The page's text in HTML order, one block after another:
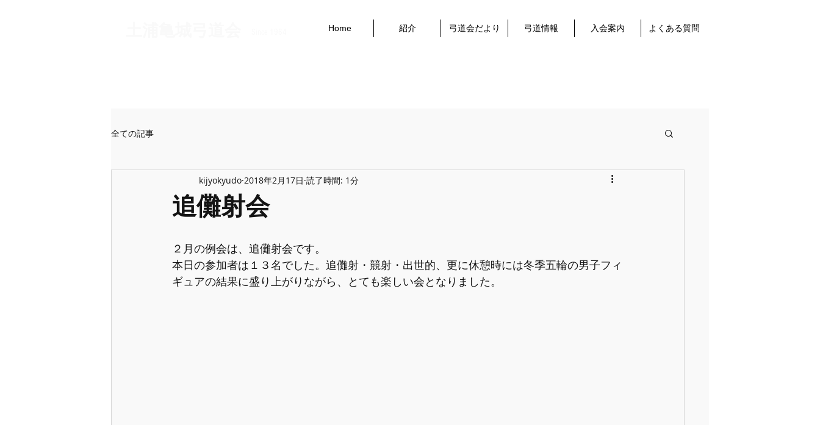
Home 紹介 弓道会だより 弓道情報 入会案内 よくある質問
全ての記事
追儺射会
kijyokyudo 2018年2月17日 読了時間: 1分
２月の例会は、追儺射会です。
本日の参加者は１３名でした。追儺射・競射・出世的、更に休憩時には冬季五輪の男子フィ
ギュアの結果に盛り上がりながら、とても楽しい会となりました。